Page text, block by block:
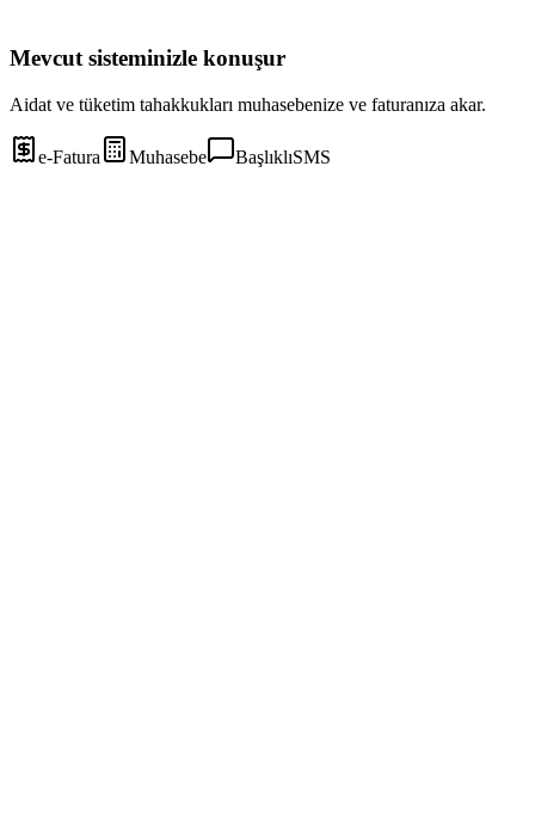
Mevcut sisteminizle konuşur
Aidat ve tüketim tahakkukları muhasebenize ve faturanıza akar.
e-Fatura Muhasebe BaşlıklıSMS